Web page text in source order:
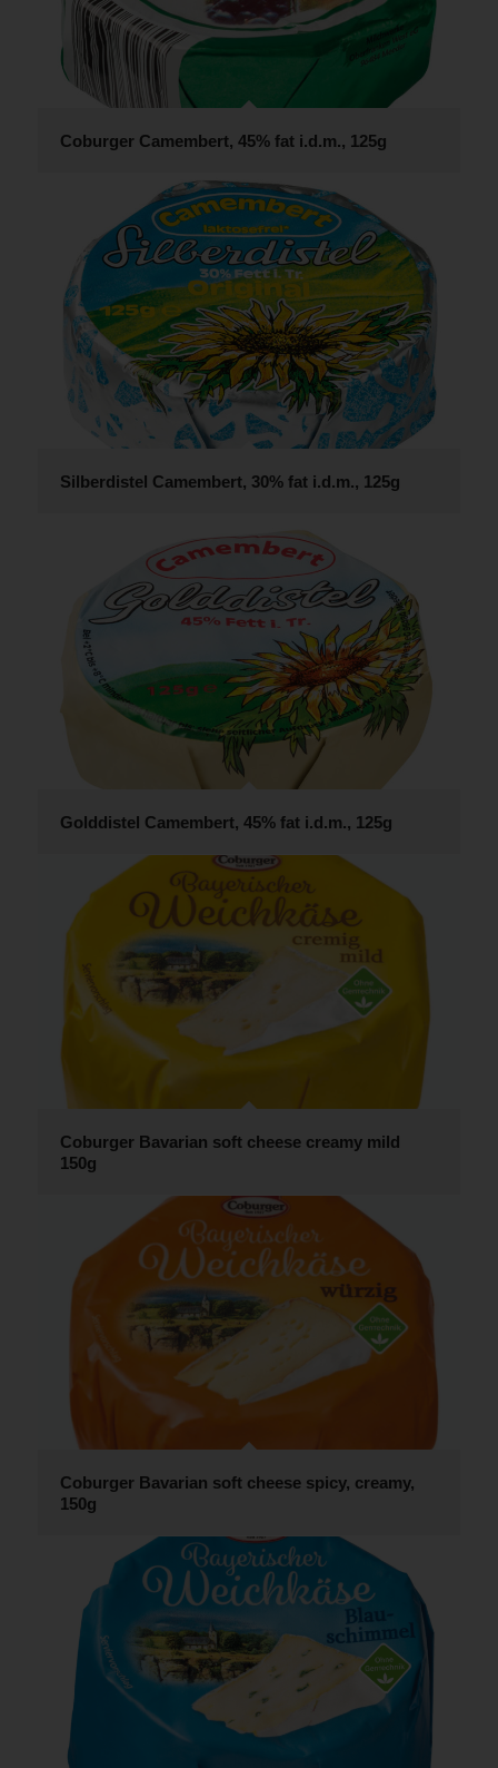
Coburger Camembert, 45% fat i.d.m., 125g
Silberdistel Camembert, 30% fat i.d.m., 125g
Golddistel Camembert, 45% fat i.d.m., 125g
Coburger Bavarian soft cheese creamy mild
150g
Coburger Bavarian soft cheese spicy, creamy,
150g